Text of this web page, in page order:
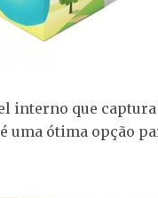
interno que
uma ótima opção